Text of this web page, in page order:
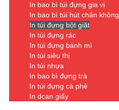
In bao bì túi đựng gia vị
In bao bì túi hút chân không
In túi đựng bột giặt
In túi đựng rác
In túi đựng bánh mì
In túi siêu thị
In túi nhựa
In bao bì đựng trà
In túi đựng cà phê
In dcan giấy